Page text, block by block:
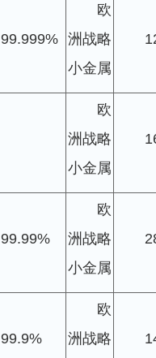
99.999%
欧
洲战略
小金属
欧
洲战略
小金属
99.99%
欧
洲战略
小金属
99.9%
欧
洲战略